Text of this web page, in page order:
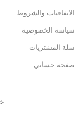
الاتفاقيات والشروط
سياسة الخصوصية
سلة المشتريات
صفحة حسابي
خصم